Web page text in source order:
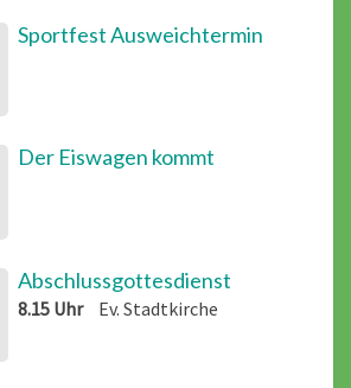
Sportfest Ausweichtermin
Der Eiswagen kommt
Abschlussgottesdienst
8.15 Uhr Ev. Stadtkirche